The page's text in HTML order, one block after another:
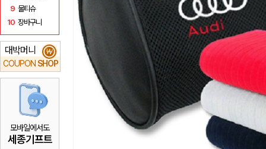
9 물티슈
10 장바구니
대박머니
COUPON SHOP
₩
모바일에서도
세종기프트